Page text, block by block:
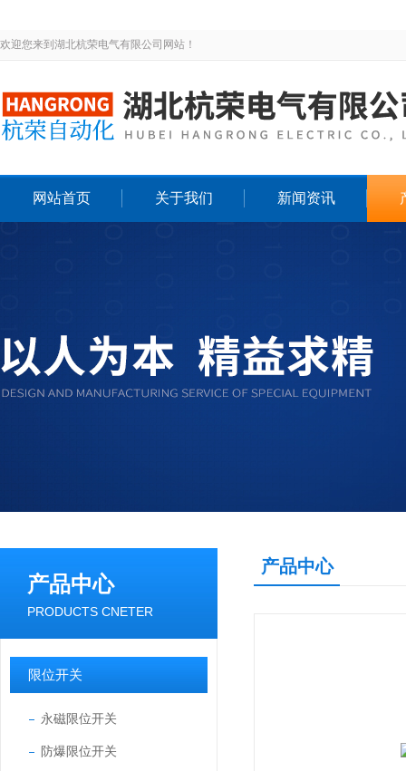
欢迎您来到湖北杭荣电气有限公司网站！
网站首页 关于我们 新闻资讯
产品中心
PRODUCTS CNETER
限位开关
永磁限位开关
防爆限位开关
产品中心